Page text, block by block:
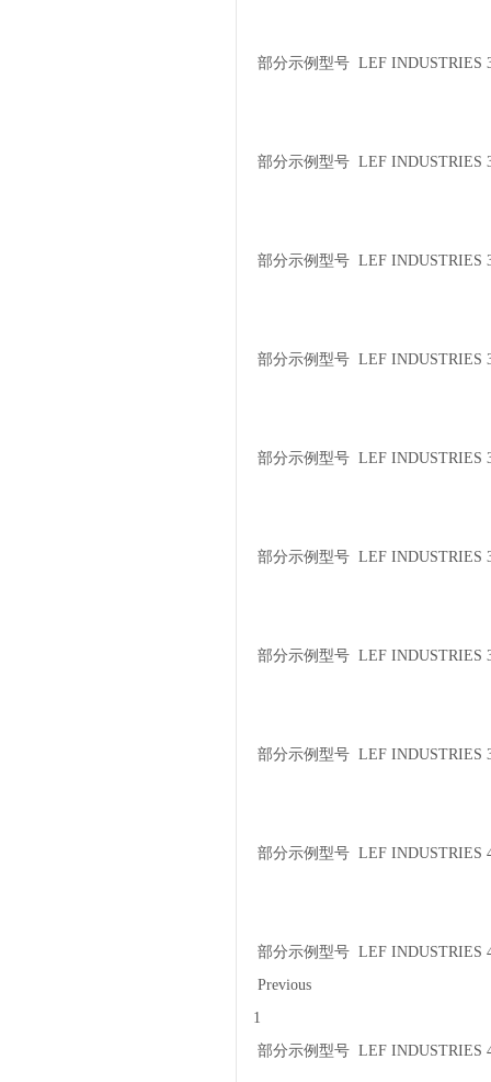
部分示例型号 LEF INDUSTRIES
部分示例型号 LEF INDUSTRIES
部分示例型号 LEF INDUSTRIES
部分示例型号 LEF INDUSTRIES
部分示例型号 LEF INDUSTRIES
部分示例型号 LEF INDUSTRIES
部分示例型号 LEF INDUSTRIES
部分示例型号 LEF INDUSTRIES
部分示例型号 LEF INDUSTRIES
部分示例型号 LEF INDUSTRIES
Previous
1
部分示例型号 LEF INDUSTRIES